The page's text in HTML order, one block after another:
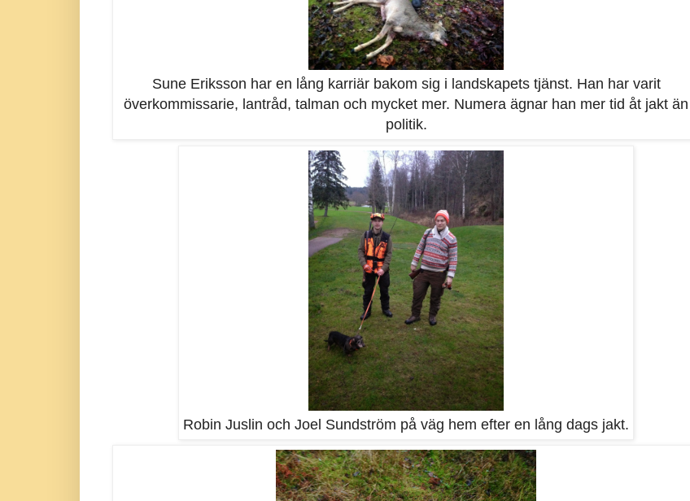
Sune Eriksson har en lång karriär bakom sig i landskapets tjänst. Han har varit
överkommissarie, lantråd, talman och mycket mer. Numera ägnar han mer tid åt jakt än
politik.
Robin Juslin och Joel Sundström på väg hem efter en lång dags jakt.